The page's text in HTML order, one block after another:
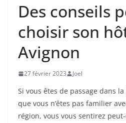
Des conseils
choisir son
Avignon
27 février 2023 Joel
Si vous êtes de passage dans
que vous n’êtes pas familier
région, vous vous sentirez